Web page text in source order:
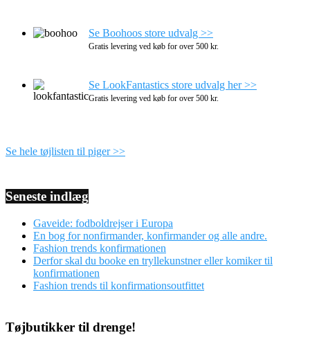
Se Boohoos store udvalg >>
Gratis levering ved køb for over 500 kr.
Se LookFantastics store udvalg her >>
Gratis levering ved køb for over 500 kr.
Se hele tøjlisten til piger >>
Seneste indlæg
Gaveide: fodboldrejser i Europa
En bog for nonfirmander, konfirmander og alle andre.
Fashion trends konfirmationen
Derfor skal du booke en tryllekunstner eller komiker til
konfirmationen
Fashion trends til konfirmationsoutfittet
Tøjbutikker til drenge!